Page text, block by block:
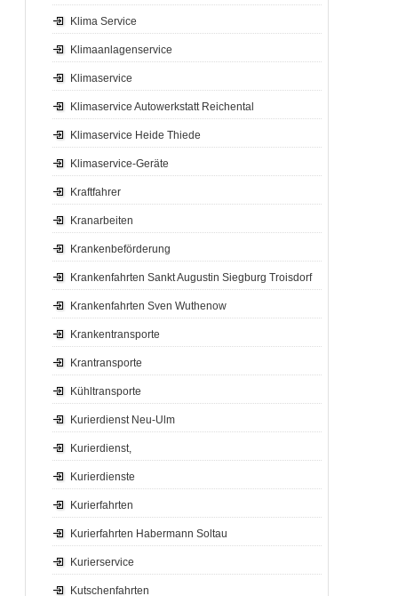
Klima Service
Klimaanlagenservice
Klimaservice
Klimaservice Autowerkstatt Reichental
Klimaservice Heide Thiede
Klimaservice-Geräte
Kraftfahrer
Kranarbeiten
Krankenbeförderung
Krankenfahrten Sankt Augustin Siegburg Troisdorf
Krankenfahrten Sven Wuthenow
Krankentransporte
Krantransporte
Kühltransporte
Kurierdienst Neu-Ulm
Kurierdienst,
Kurierdienste
Kurierfahrten
Kurierfahrten Habermann Soltau
Kurierservice
Kutschenfahrten